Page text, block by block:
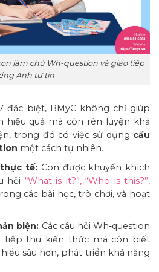
làm chủ Wh-question và giao tiếp
Anh tự tin
đặc biệt, BMyC không chỉ giúp
hiệu quả mà còn rèn luyện khả
trong đó có việc sử dụng cấu
một cách tự nhiên.
tế: Con được khuyến khích
hỏi “What is it?”, “Who is this?”,
các bài học, trò chơi, và hoạt
biện: Các câu hỏi Wh-question
tiếp thu kiến thức mà còn biết
sâu hơn, phát triển khả năng